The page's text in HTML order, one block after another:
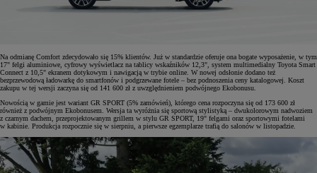
Na odmianę Comfort zdecydowało się 15% klientów. Już w standardzie oferuje ona bogate wyposażenie, w tym
17" felgi aluminiowe, cyfrowy wyświetlacz na tablicy wskaźników 12,3", system multimedialny Toyota Smart
Connect z 10,5" ekranem dotykowym i nawigacją w trybie online. W nowej odsłonie dodano też
bezprzewodową ładowarkę do smartfonów i podgrzewane fotele – bez podnoszenia ceny katalogowej. Koszt
zakupu w tej wersji zaczyna się od 141 600 zł z uwzględnieniem podwójnego Ekobonusu.
Nowością w gamie jest wariant GR SPORT (5% zamówień), którego cena rozpoczyna się od 173 600 zł
również z podwójnym Ekobonusem. Wersja ta wyróżnia się sportową stylistyką – dwukolorowym nadwoziem
z czarnym dachem, przeprojektowanym grillem w stylu GR SPORT, 19" felgami oraz sportowymi fotelami
w kabinie. Produkcja rozpocznie się w sierpniu, a pierwsze egzemplarze trafią do salonów w listopadzie.